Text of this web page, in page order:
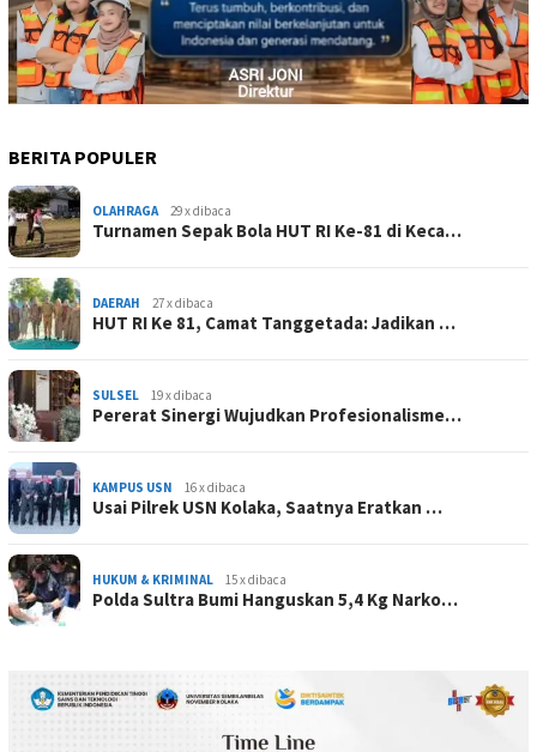
BERITA POPULER
OLAHRAGA 29 x dibaca
Turnamen Sepak Bola HUT RI Ke-81 di Keca…
DAERAH 27 x dibaca
HUT RI Ke 81, Camat Tanggetada: Jadikan …
SULSEL 19 x dibaca
Pererat Sinergi Wujudkan Profesionalisme…
KAMPUS USN 16 x dibaca
Usai Pilrek USN Kolaka, Saatnya Eratkan …
HUKUM & KRIMINAL 15 x dibaca
Polda Sultra Bumi Hanguskan 5,4 Kg Narko…